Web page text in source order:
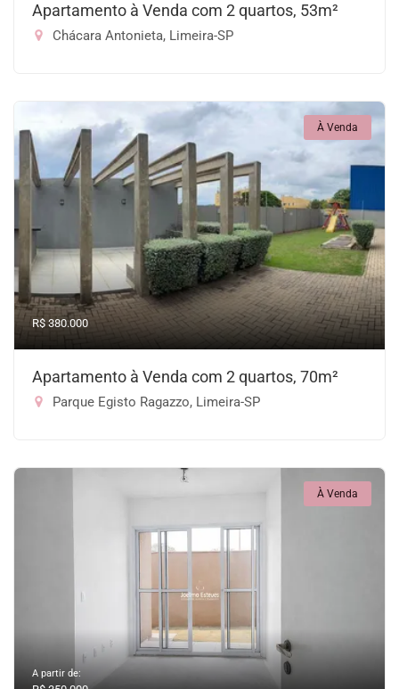
Apartamento à Venda com 2 quartos, 53m²
Chácara Antonieta, Limeira-SP
À Venda
R$ 380.000
Apartamento à Venda com 2 quartos, 70m²
Parque Egisto Ragazzo, Limeira-SP
À Venda
A partir de: